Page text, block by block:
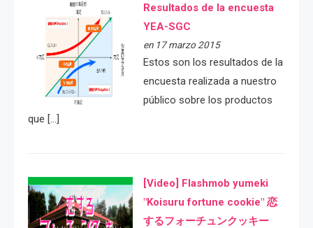
Resultados de la encuesta
YEA-SGC
en 17 marzo 2015
Estos son los resultados de la
encuesta realizada a nuestro
público sobre los productos
que […]
[Video] Flashmob yumeki
"Koisuru fortune cookie" 恋
するフォーチュンクッキー